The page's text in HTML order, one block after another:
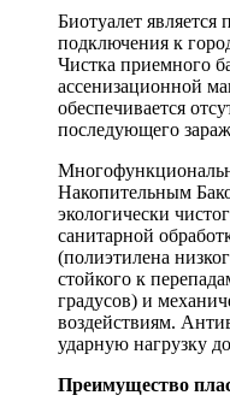
Биотуалет
подключения к
Чистка приемного
ассенизационной
обеспечивается
последующего
Накопительным
экологически
санитарной
(полиэтилена
стойкого к
градусов) и
воздействиям.
ударную нагрузку
Преимущество